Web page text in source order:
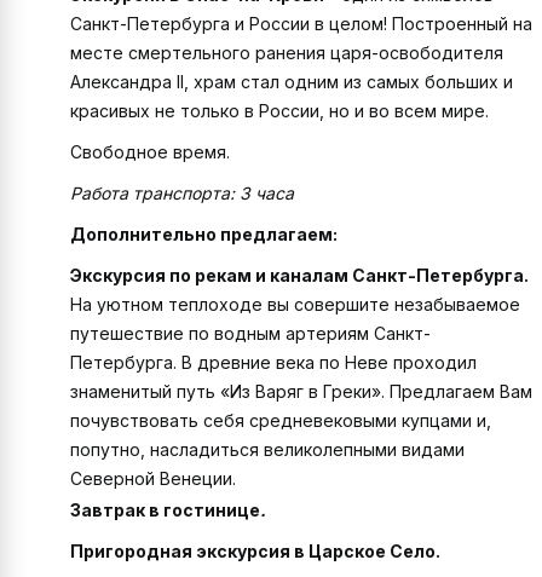
Санкт-Петербурга и России в целом! Построенный на
месте смертельного ранения царя-освободителя
Александра II, храм стал одним из самых больших и
красивых не только в России, но и во всем мире.
Свободное время.
Работа транспорта: 3 часа
Дополнительно предлагаем:
Экскурсия по рекам и каналам Санкт-Петербурга.
На уютном теплоходе вы совершите незабываемое
путешествие по водным артериям Санкт-
Петербурга. В древние века по Неве проходил
знаменитый путь «Из Варяг в Греки». Предлагаем Вам
почувствовать себя средневековыми купцами и,
попутно, насладиться великолепными видами
Северной Венеции.
Завтрак в гостинице.
Пригородная экскурсия в Царское Село.